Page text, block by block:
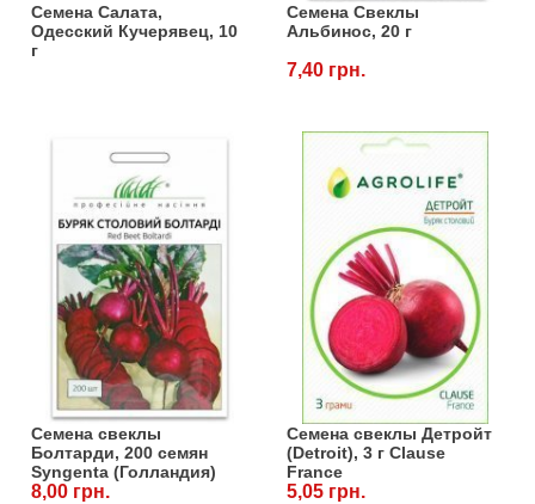
Семена Салата,
Одесский Кучерявец, 10
г
Семена Свеклы
Альбинос, 20 г
7,40 грн.
Семена свеклы
Болтарди, 200 семян
Syngenta (Голландия)
8,00 грн.
Семена свеклы Детройт
(Detroit), 3 г Clause
France
5,05 грн.